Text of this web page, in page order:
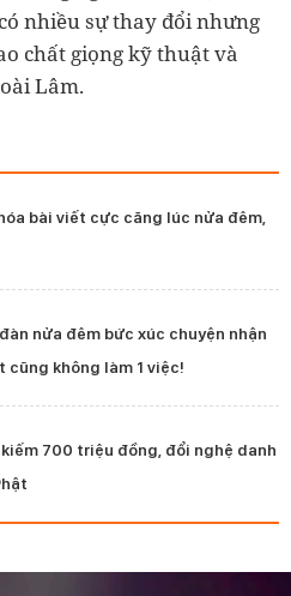
nhiều sự thay đổi nhưng
chất giọng kỹ thuật và
Lâm.
bài viết cực căng lúc nửa đêm,
nửa đêm bức xúc chuyện nhận
cũng không làm 1 việc!
700 triệu đồng, đổi nghệ danh